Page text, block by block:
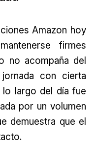
Amazon hoy
firmes
no acompaña del
con cierta
largo del día fue
por un volumen
demuestra que el